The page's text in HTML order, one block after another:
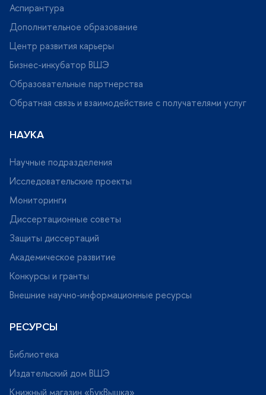
Аспирантура
Дополнительное образование
Центр развития карьеры
Бизнес-инкубатор ВШЭ
Образовательные партнерства
Обратная связь и взаимодействие с получателями услу
НАУКА
Научные подразделения
Исследовательские проекты
Мониторинги
Диссертационные советы
Защиты диссертаций
Академическое развитие
Конкурсы и гранты
нешние научно-информационные ресурсы
РЕСУРСЫ
Библиотека
Издательский дом ВШЭ
Книжный магазин «БукВышка»